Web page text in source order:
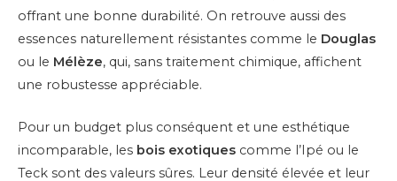
offrant une bonne durabilité. On retrouve aussi des
essences naturellement résistantes comme le Douglas
ou le Mélèze, qui, sans traitement chimique, affichent
une robustesse appréciable.
Pour un budget plus conséquent et une esthétique
incomparable, les bois exotiques comme l’Ipé ou le
Teck sont des valeurs sûres. Leur densité élevée et leur